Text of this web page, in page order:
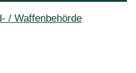
/ Waffenbehörde